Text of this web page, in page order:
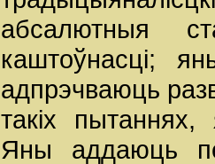
абсалютныя
каштоўнасці;
адпрэчваюць
такіх пытаннях,
Яны аддаюць